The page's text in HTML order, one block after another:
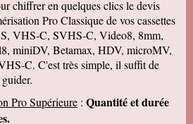
professionnalisme. vous etes
et ne manquerais pas de
Encore merci
Dans l'avenir, j'aurai sans
à vous pour le même
Cordialement
colis et vous remercie d'
chiffrer en quelques clics le devis
Pro Classique de vos cassettes
VHS-C, SVHS-C, Video8, 8mm,
miniDV, Betamax, HDV, microMV,
C. C'est très simple, il suffit de
Pro Supérieure : Quantité et durée